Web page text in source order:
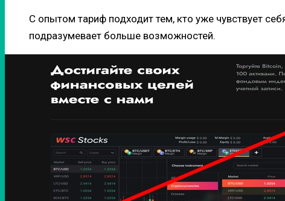
С опытом тариф подходит тем, кто уже чувствует
подразумевает больше возможностей.